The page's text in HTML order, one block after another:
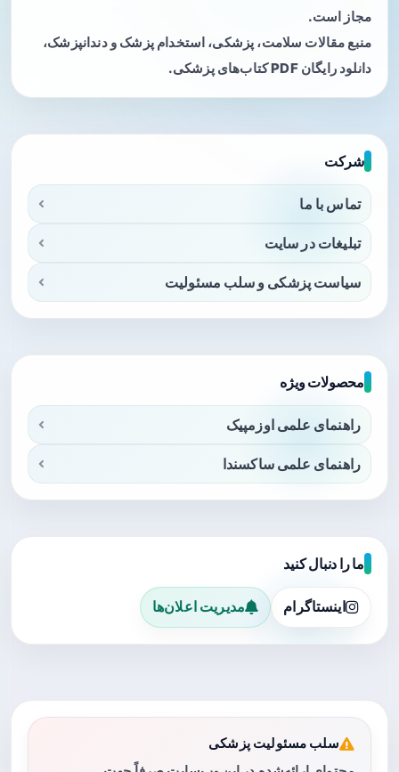
مجاز است.
منبع مقالات سلامت، پزشکی، استخدام پزشک و دندانپزشک،
دانلود رایگان PDF کتاب‌های پزشکی.
شرکت
تماس با ما
تبلیغات در سایت
سیاست پزشکی و سلب مسئولیت
محصولات ویژه
راهنمای علمی اوزمپیک
راهنمای علمی ساکسندا
ما را دنبال کنید
اینستاگرام مدیریت اعلان‌ها
سلب مسئولیت پزشکی